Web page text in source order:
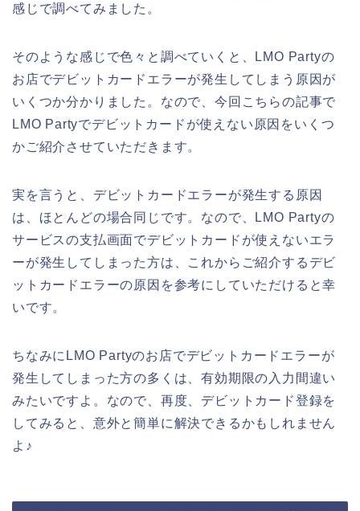
感じで調べてみました。
そのような感じで色々と調べていくと、LMO Partyの
お店でデビットカードエラーが発生してしまう原因が
いくつか分かりました。なので、今回こちらの記事で
LMO Partyでデビットカードが使えない原因をいくつ
かご紹介させていただきます。
実を言うと、デビットカードエラーが発生する原因
は、ほとんどの場合同じです。なので、LMO Partyの
サービスの支払画面でデビットカードが使えないエラ
ーが発生してしまった方は、これからご紹介するデビ
ットカードエラーの原因を参考にしていただけると幸
いです。
ちなみにLMO Partyのお店でデビットカードエラーが
発生してしまった方の多くは、有効期限の入力間違い
みたいですよ。なので、再度、デビットカード登録を
してみると、意外と簡単に解決できるかもしれません
よ♪